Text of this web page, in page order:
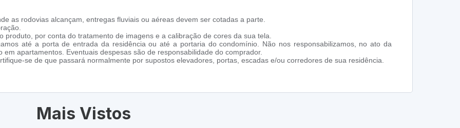
as rodovias alcançam, entregas fluviais ou aéreas devem ser cotadas a parte.
por conta do tratamento de imagens e a calibração de cores da sua tela.
até a porta de entrada da residência ou até a portaria do condomínio. Não nos responsabilizamos, no ato da
apartamentos. Eventuais despesas são de responsabilidade do comprador.
se de que passará normalmente por supostos elevadores, portas, escadas e/ou corredores de sua residência.
Mais Vistos